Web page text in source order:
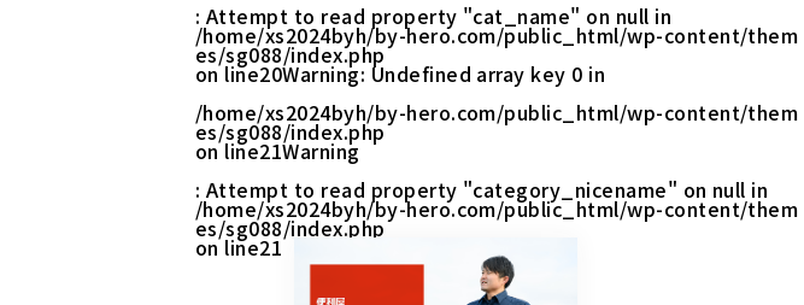
: Attempt to read property "cat_name" on null in
/home/xs2024byh/by-hero.com/public_html/wp-content/them
es/sg088/index.php
on line20Warning: Undefined array key 0 in
/home/xs2024byh/by-hero.com/public_html/wp-content/them
es/sg088/index.php
on line21Warning
: Attempt to read property "category_nicename" on null in
/home/xs2024byh/by-hero.com/public_html/wp-content/them
es/sg088/index.php
on line21